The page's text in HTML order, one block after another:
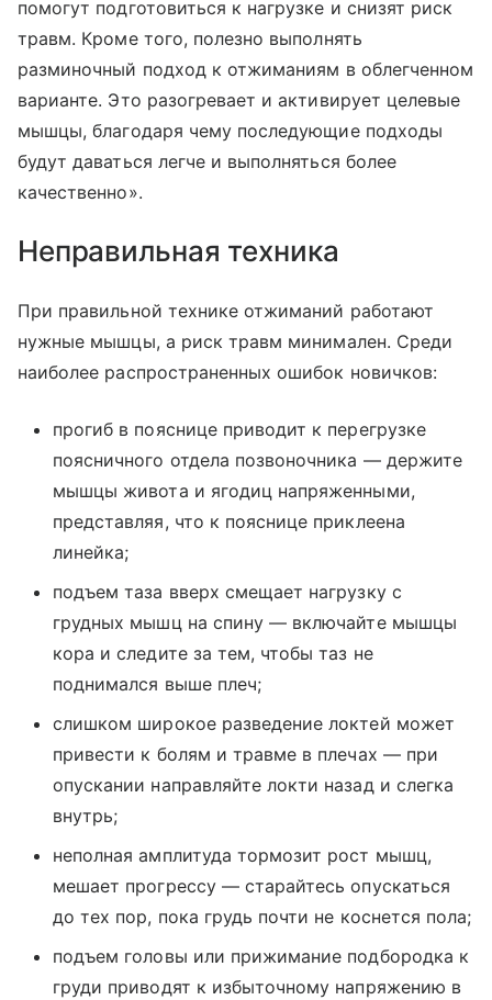
помогут подготовиться к нагрузке и снизят риск
травм. Кроме того, полезно выполнять
разминочный подход к отжиманиям в облегченном
варианте. Это разогревает и активирует целевые
мышцы, благодаря чему последующие подходы
будут даваться легче и выполняться более
качественно».
Неправильная техника
При правильной технике отжиманий работают
нужные мышцы, а риск травм минимален. Среди
наиболее распространенных ошибок новичков:
прогиб в пояснице приводит к перегрузке
поясничного отдела позвоночника — держите
мышцы живота и ягодиц напряженными,
представляя, что к пояснице приклеена
линейка;
подъем таза вверх смещает нагрузку с
грудных мышц на спину — включайте мышцы
кора и следите за тем, чтобы таз не
поднимался выше плеч;
слишком широкое разведение локтей может
привести к болям и травме в плечах — при
опускании направляйте локти назад и слегка
внутрь;
неполная амплитуда тормозит рост мышц,
мешает прогрессу — старайтесь опускаться
до тех пор, пока грудь почти не коснется пола;
подъем головы или прижимание подбородка к
груди приводят к избыточному напряжению в